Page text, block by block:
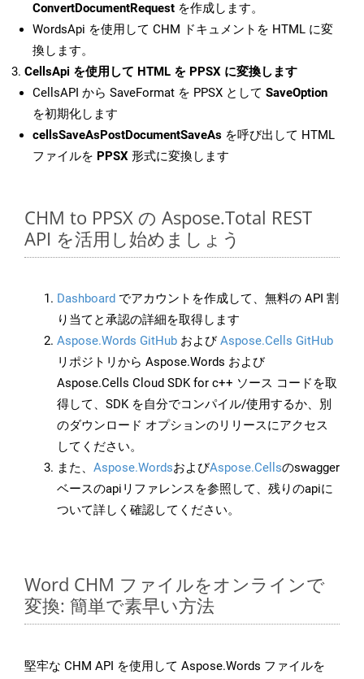
ConvertDocumentRequest を作成します。
WordsApi を使用して CHM ドキュメントを HTML に変
換します。
CellsApi を使用して HTML を PPSX に変換します
CellsAPI から SaveFormat を PPSX として SaveOption
を初期化します
cellsSaveAsPostDocumentSaveAs を呼び出して HTML
ファイルを PPSX 形式に変換します
CHM to PPSX の Aspose.Total REST
API を活用し始めましょう
Dashboard でアカウントを作成して、無料の API 割
り当てと承認の詳細を取得します
Aspose.Words GitHub およびAspose.Cells GitHub
リポジトリから Aspose.Words および
Aspose.Cells Cloud SDK for c++ ソース コードを取
得して、SDK を自分でコンパイル/使用するか、別
のダウンロード オプションのリリースにアクセス
してください。
また、 Aspose.WordsおよびAspose.Cellsのswagger
ベースのapiリファレンスを参照して、残りのapiに
ついて詳しく確認してください。
Word CHM ファイルをオンラインで
変換: 簡単で素早い方法
堅牢な CHM API を使用して Aspose.Words ファイルを